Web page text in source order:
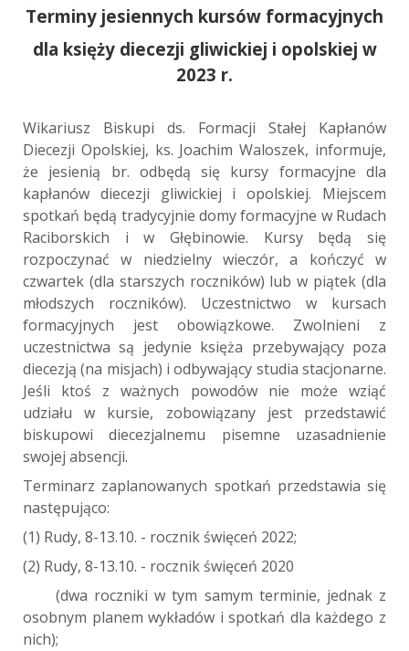
Terminy jesiennych kursów formacyjnych
dla księży diecezji gliwickiej i opolskiej w
2023 r.
Wikariusz Biskupi ds. Formacji Stałej Kapłanów
Diecezji Opolskiej, ks. Joachim Waloszek, informuje,
że jesienią br. odbędą się kursy formacyjne dla
kapłanów diecezji gliwickiej i opolskiej. Miejscem
spotkań będą tradycyjnie domy formacyjne w Rudach
Raciborskich i w Głębinowie. Kursy będą się
rozpoczynać w niedzielny wieczór, a kończyć w
czwartek (dla starszych roczników) lub w piątek (dla
młodszych roczników). Uczestnictwo w kursach
formacyjnych jest obowiązkowe. Zwolnieni z
uczestnictwa są jedynie księża przebywający poza
diecezją (na misjach) i odbywający studia stacjonarne.
Jeśli ktoś z ważnych powodów nie może wziąć
udziału w kursie, zobowiązany jest przedstawić
biskupowi diecezjalnemu pisemne uzasadnienie
swojej absencji.
Terminarz zaplanowanych spotkań przedstawia się
następująco:
(1) Rudy, 8-13.10. - rocznik święceń 2022;
(2) Rudy, 8-13.10. - rocznik święceń 2020
(dwa roczniki w tym samym terminie, jednak z
osobnym planem wykładów i spotkań dla każdego z
nich);